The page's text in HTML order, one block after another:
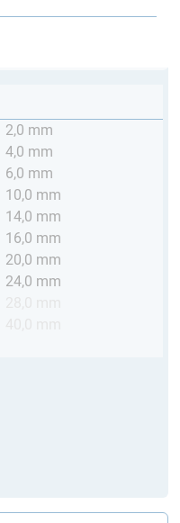
2,0 mm
4,0 mm
6,0 mm
10,0 mm
14,0 mm
16,0 mm
20,0 mm
24,0 mm